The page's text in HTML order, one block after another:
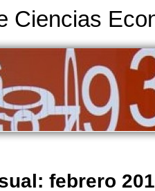
Ciencias
febrero